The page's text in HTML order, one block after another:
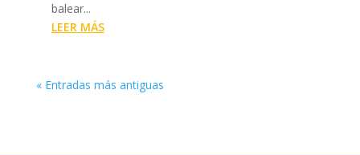
balear...
LEER MÁS
« Entradas más antiguas